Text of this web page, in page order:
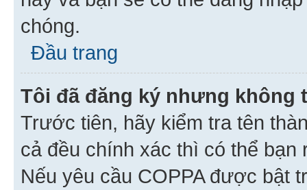
chóng.
Đầu trang
Tôi đã đăng ký nhưng không
Trước tiên, hãy kiểm tra tên
cả đều chính xác thì có thể
Nếu yêu cầu COPPA được bật